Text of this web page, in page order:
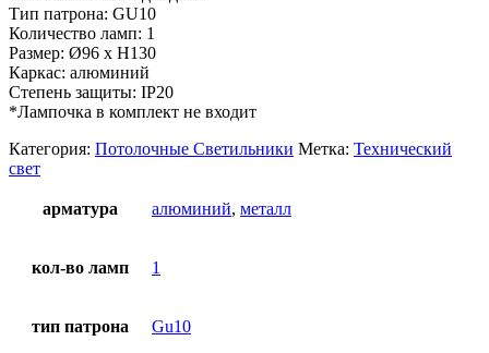
Тип патрона: GU10
Количество ламп: 1
Размер: Ø96 x H130
Каркас: алюминий
Степень защиты: IP20
*Лампочка в комплект не входит
Категория: Потолочные Светильники Метка: Технический
свет
арматура алюминий, металл
кол-во ламп 1
тип патрона Gu10